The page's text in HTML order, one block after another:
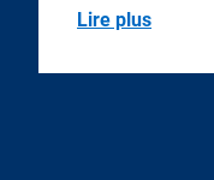
Lire plus